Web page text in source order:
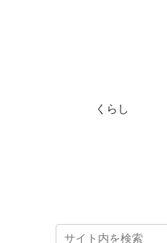
くらし